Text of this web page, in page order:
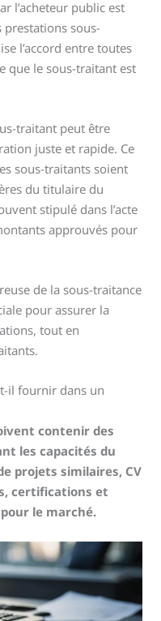
l’acheteur public est
sous-
l’accord entre toutes
que le sous-traitant est
traitant peut être
juste et rapide. Ce
sous-traitants soient
du titulaire du
stipulé dans l’acte
approuvés pour
de la sous-traitance
pour assurer la
tout en
il fournir dans un
contenir des
les capacités du
projets similaires, CV
certifications et
le marché.